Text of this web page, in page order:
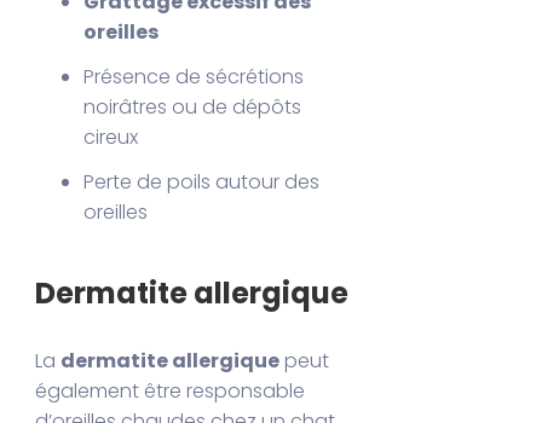
oreilles
Présence de sécrétions
noirâtres ou de dépôts
cireux
Perte de poils autour des
oreilles
Dermatite allergique
La dermatite allergique peut
également être responsable